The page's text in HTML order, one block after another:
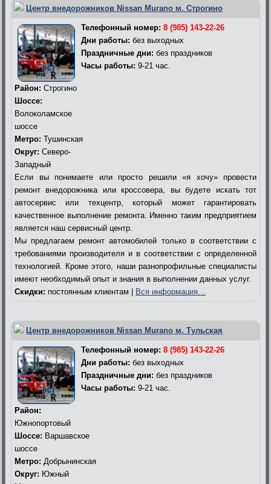
Центр внедорожников Nissan Murano м. Строгино
Телефонный номер: 8 (985) 143-22-26
Дни работы: без выходных
Праздничные дни: без праздников
Часы работы: 9-21 час.
Район: Строгино
Шоссе:
Волоколамское
шоссе
Метро: Тушинская
Округ: Северо-
Западный
Если вы понимаете или просто решили «я хочу» провести
ремонт внедорожника или кроссовера, вы будете искать тот
автосервис или техцентр, который может гарантировать
качественное выполнение ремонта. Именно таким предприятием
является наш сервисный центр.
Мы предлагаем ремонт автомобилей только в соответствии с
требованиями производителя и в соответствии с определенной
технологией. Кроме этого, наши разнопрофильные специалисты
имеют необходимый опыт и знания в выполнении данных услуг.
Скидки: постоянным клиентам | Вся информация…
Центр внедорожников Nissan Murano м. Тульская
Телефонный номер: 8 (985) 143-22-26
Дни работы: без выходных
Праздничные дни: без праздников
Часы работы: 9-21 час.
Район:
Южнопортовый
Шоссе: Варшавское
шоссе
Метро: Добрынинская
Округ: Южный